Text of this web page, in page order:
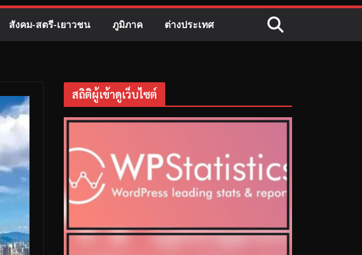
สังคม-สตรี-เยาวชน ภูมิภาค ต่างประเทศ
สถิติผู้เข้าดูเว็บไซต์